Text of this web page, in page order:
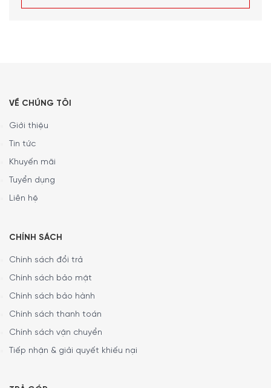
VỀ CHÚNG TÔI
Giới thiệu
Tin tức
Khuyến mãi
Tuyển dụng
Liên hệ
CHÍNH SÁCH
Chính sách đổi trả
Chính sách bảo mật
Chính sách bảo hành
Chính sách thanh toán
Chính sách vận chuyển
Tiếp nhận & giải quyết khiếu nại